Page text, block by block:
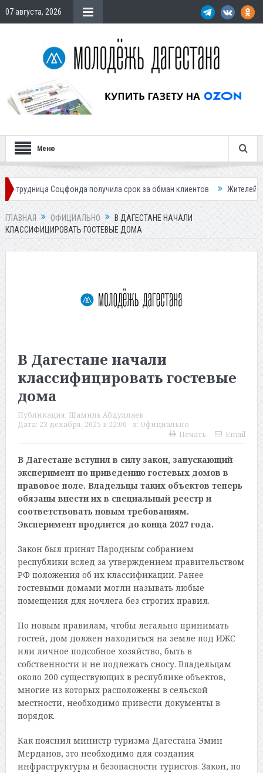
07 августа, 2026
Меню
Соцфонда получила срок за обман клиентов Жителей Дагестана
ГЛАВНАЯ ОФИЦИАЛЬНО
В ДАГЕСТАНЕ НАЧАЛИ
КЛАССИФИЦИРОВАТЬ ГОСТЕВЫЕ ДОМА
В Дагестане начали
классифицировать гостевые
дома
Публикация: Шамиль Абдуллаев
Дата: 23 декабря, 2025 в 22:06 в: Официально
Печать
Email
В Дагестане вступил в силу закон, запускающий
эксперимент по приведению гостевых домов в
правовое поле. Владельцы таких объектов теперь
обязаны внести их в специальный реестр и
соответствовать новым требованиям.
Эксперимент продлится до конца 2027 года.
Закон был принят Народным собранием
республики вслед за утверждением правительством
РФ положения об их классификации. Ранее
гостевыми домами могли называть любые
помещения для ночлега без строгих правил.
По новым правилам, чтобы легально принимать
гостей, дом должен находиться на земле под ИЖС
или личное подсобное хозяйство, быть в
собственности и не подлежать сносу. Владельцам
около 200 существующих в республике объектов,
многие из которых расположены в сельской
местности, необходимо привести документы в
порядок.
Как пояснил министр туризма Дагестана Эмин
Мерданов, это необходимо для создания
инфраструктуры и безопасности туристов. Закон, по